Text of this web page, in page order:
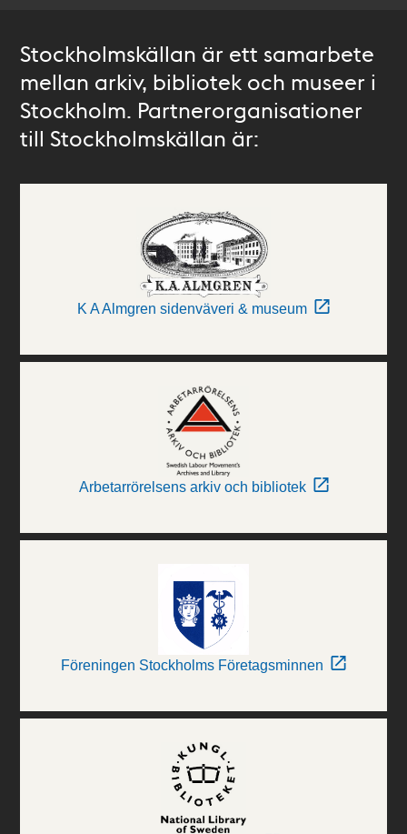
Stockholmskällan är ett samarbete
mellan arkiv, bibliotek och museer i
Stockholm. Partnerorganisationer
till Stockholmskällan är:
K A Almgren sidenväveri & museum
Arbetarrörelsens arkiv och bibliotek
Föreningen Stockholms Företagsminnen